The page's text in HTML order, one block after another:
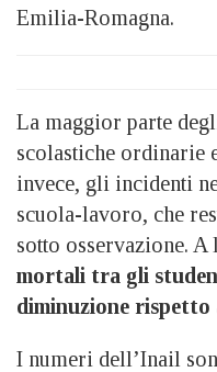
Emilia-Romagna.
La maggior parte
scolastiche ordinarie
invece, gli incidenti
scuola-lavoro, che
sotto osservazione.
mortali tra gli
diminuzione rispetto
I numeri dell’Inail